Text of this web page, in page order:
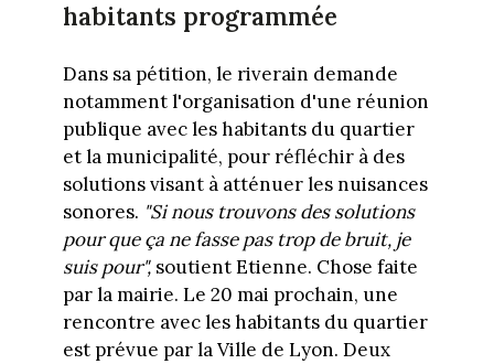
habitants programmée
Dans sa pétition, le riverain demande
notamment l'organisation d'une réunion
publique avec les habitants du quartier
et la municipalité, pour réfléchir à des
solutions visant à atténuer les nuisances
sonores. "Si nous trouvons des solutions
pour que ça ne fasse pas trop de bruit, je
suis pour",soutient Etienne. Chose faite
par la mairie. Le 20 mai prochain, une
rencontre avec les habitants du quartier
est prévue par la Ville de Lyon. Deux